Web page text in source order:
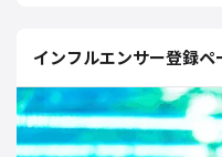
インフルエンサー登録ペ